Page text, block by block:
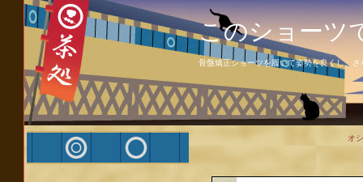
このショーツ
骨盤矯正ショーツを履いて姿勢を良くし、
オ